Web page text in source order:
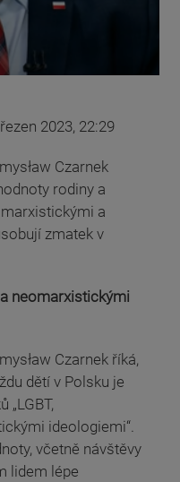
2023, 22:29
Czarnek
rodiny a
a
zmatek v
neomarxistickými
Czarnek říká,
dětí v Polsku je
ideologiemi“.
včetně návštěvy
lidem lépe